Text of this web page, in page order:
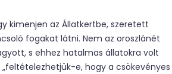
kimenjen az Állatkertbe, szeretett
fogakat látni. Nem az oroszlánét
s ehhez hatalmas állatokra volt
e, hogy a csökevényes